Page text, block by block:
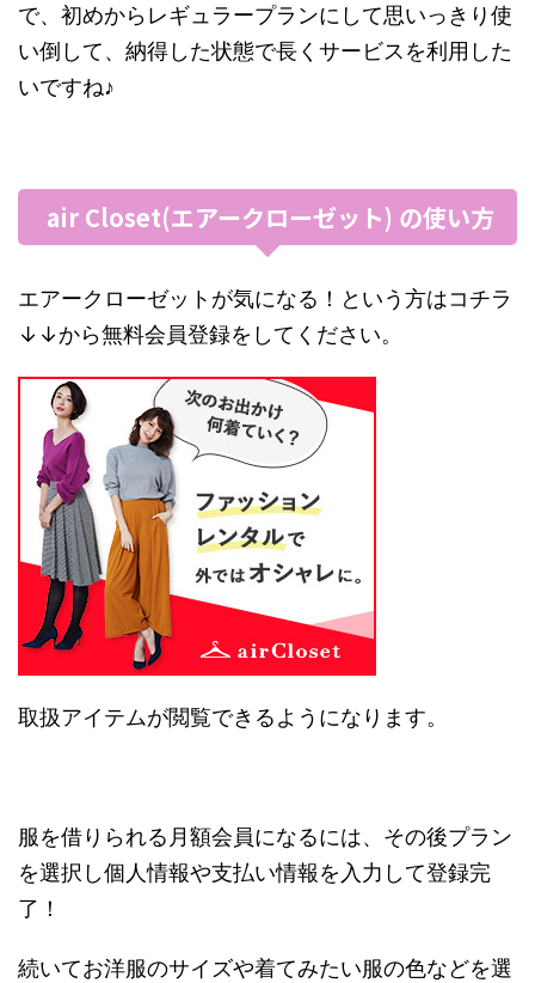
で、初めからレギュラープランにして思いっきり使
い倒して、納得した状態で長くサービスを利用した
いですね♪
air Closet(エアークローゼット) の使い方
エアークローゼットが気になる！という方はコチラ
↓↓から無料会員登録をしてください。
取扱アイテムが閲覧できるようになります。
服を借りられる月額会員になるには、その後プラン
を選択し個人情報や支払い情報を入力して登録完
了！
続いてお洋服のサイズや着てみたい服の色などを選